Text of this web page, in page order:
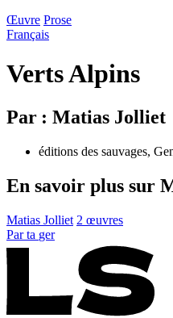
Œuvre Prose
Français
Verts Alpins
Par : Matias Jolliet
éditions des sauvages,
En savoir plus sur
Matias Jolliet 2 œuvres
Par ta ger